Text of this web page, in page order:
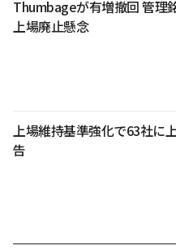
Thumbageが有増撤回 管理
上場廃止懸念
上場維持基準強化で63社に
告